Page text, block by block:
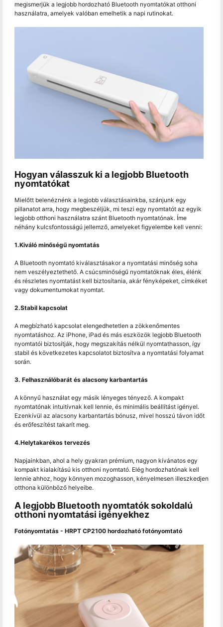
megismerjük a legjobb hordozható Bluetooth nyomtatókat otthoni
használatra, amelyek valóban emelhetik a napi rutinokat.
Hogyan válasszuk ki a legjobb Bluetooth
nyomtatókat
Mielőtt belenéznénk a legjobb választásainkba, szánjunk egy
pillanatot arra, hogy megbeszéljük, mi teszi egy nyomtatót az egyik
legjobb otthoni használatra szánt Bluetooth nyomtatónak. Íme
néhány kulcsfontosságú jellemző, amelyeket figyelembe kell venni:
1.Kiváló minőségű nyomtatás
A Bluetooth nyomtató kiválasztásakor a nyomtatási minőség soha
nem veszélyeztethető. A csúcsminőségű nyomtatóknak éles, élénk
és részletes nyomtatást kell biztosítania, akár fényképeket, címkéket
vagy dokumentumokat nyomtat.
2.Stabil kapcsolat
A megbízható kapcsolat elengedhetetlen a zökkenőmentes
nyomtatáshoz. Az iPhone, iPad és más eszközök legjobb Bluetooth
nyomtatói biztosítják, hogy megszakítás nélkül nyomtathasson, így
stabil és következetes kapcsolatot biztosítva a nyomtatási folyamat
során.
3. Felhasználóbarát és alacsony karbantartás
A könnyű használat egy másik lényeges tényező. A kompakt
nyomtatónak intuitívnak kell lennie, és minimális beállítást igényel.
Ezenkívül az alacsony karbantartás bónusz, mivel hosszú távon időt
és erőfeszítést takarít meg.
4.Helytakarékos tervezés
Napjainkban, ahol a hely gyakran prémium, nagyon kívánatos egy
kompakt kialakítású kis otthoni nyomtató. Elég hordozhatónak kell
lennie ahhoz, hogy könnyen mozoghasson, kényelmesen illeszkedjen
otthona különböző helyeibe.
A legjobb Bluetooth nyomtatók sokoldalú
otthoni nyomtatási igényekhez
Fotónyomtatás - HRPT CP2100 hordozható fotónyomtató